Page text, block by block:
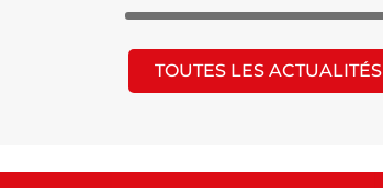
TOUTES LES ACTUALITÉS